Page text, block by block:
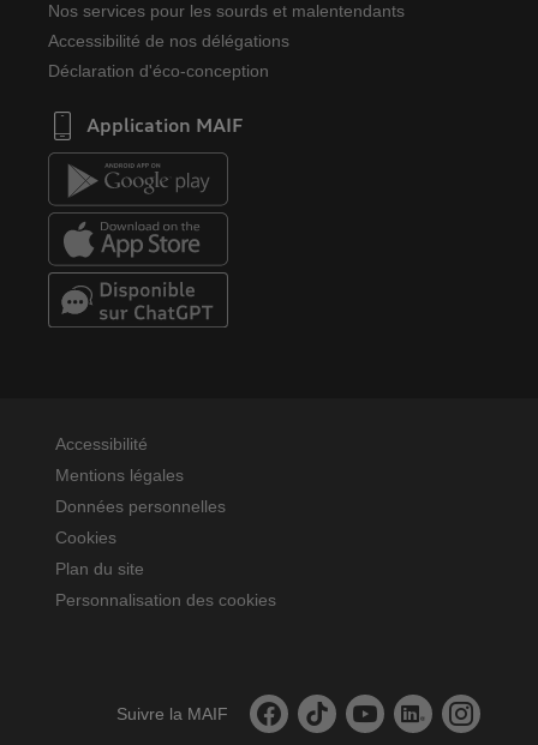
Nos services pour les sourds et malentendants
Accessibilité de nos délégations
Déclaration d'éco-conception
Application MAIF
Accessibilité
Mentions légales
Données personnelles
Cookies
Plan du site
Personnalisation des cookies
Suivre la MAIF La MAIF sur facebook
La MAIF sur tiktok
La MAIF sur youtube
La MAIF sur
La MAIF